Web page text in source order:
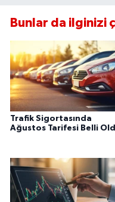
Bunlar da ilginizi
Trafik Sigortasında
Ağustos Tarifesi Belli